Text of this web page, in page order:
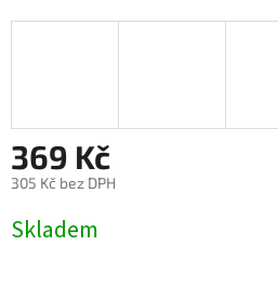
369 Kč
305 Kč bez DPH
cena:
Skladem